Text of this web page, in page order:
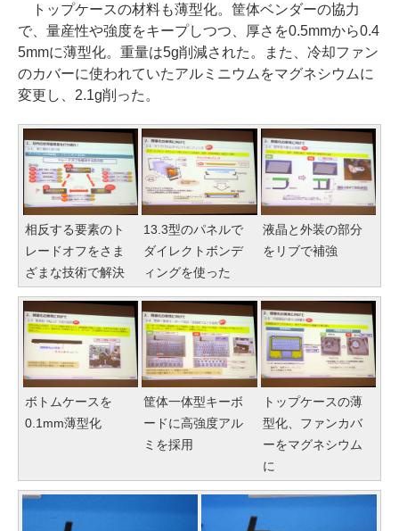
トップケースの材料も薄型化。筐体ベンダーの協力
で、量産性や強度をキープしつつ、厚さを0.5mmから0.4
5mmに薄型化。重量は5g削減された。また、冷却ファン
のカバーに使われていたアルミニウムをマグネシウムに
変更し、2.1g削った。
相反する要素のト
レードオフをさま
ざまな技術で解決
13.3型のパネルで
ダイレクトボンデ
ィングを使った
液晶と外装の部分
をリブで補強
ボトムケースを
0.1mm薄型化
筐体一体型キーボ
ードに高強度アル
ミを採用
トップケースの薄
型化、ファンカバ
ーをマグネシウム
に